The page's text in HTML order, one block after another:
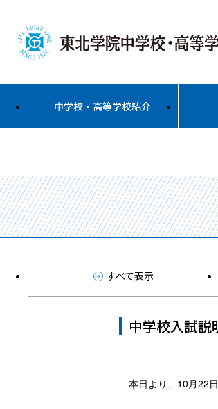
中学校・高等学校紹介
すべて表示
中学校入試説
本日より、10月22